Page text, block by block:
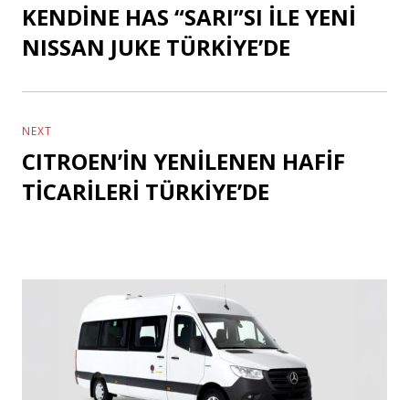
Previous
post:
KENDİNE HAS “SARI”SI İLE YENİ
NISSAN JUKE TÜRKİYE’DE
NEXT
Next
post:
CITROEN’İN YENİLENEN HAFİF
TİCARİLERİ TÜRKİYE’DE